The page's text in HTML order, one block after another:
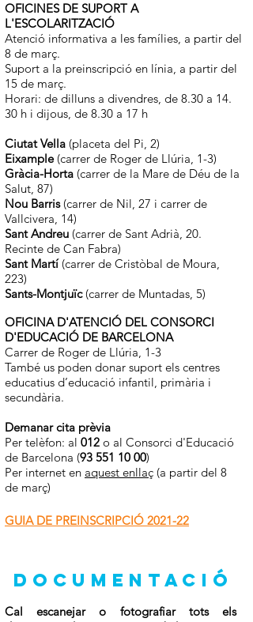
OFICINES DE SUPORT A
L'ESCOLARITZACIÓ
Atenció informativa a les famílies, a partir del
8 de març.
Suport a la preinscripció en línia, a partir del
15 de març.
Horari: de dilluns a divendres, de 8.30 a 14.
30 h i dijous, de 8.30 a 17 h
Ciutat Vella (placeta del Pi, 2)
Eixample(carrer de Roger de Llúria, 1-3)
Gràcia-Horta (carrer de la Mare de Déu de la
Salut, 87)
Nou Barris(carrer de Nil, 27 i carrer de
Vallcivera, 14)
Sant Andreu (carrer de Sant Adrià, 20.
Recinte de Can Fabra)
Sant Martí(carrer de Cristòbal de Moura,
223)
Sants-Montjuïc(carrer de Muntadas, 5)
OFICINA D'ATENCIÓ DEL CONSORCI
D'EDUCACIÓ DE BARCELONA
Carrer de Roger de Llúria, 1-3
També us poden donar suport els centres
educatius d’educació infantil, primària i
secundària.
Demanar cita prèvia
Per telèfon: al 012 o al Consorci d'Educació
de Barcelona (93 551 10 00)
Per internet en aquest enllaç (a partir del 8
de març)
GUIA DE PREINSCRIPCIÓ 2021-22
DOCUMENTACIÓ
Cal escanejar o fotografiar tots els